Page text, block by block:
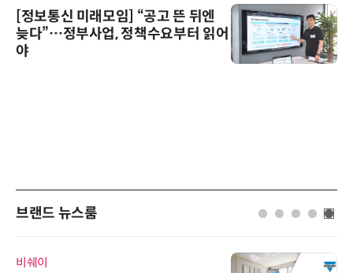
[정보통신 미래모임] “공고 뜬 뒤엔
늦다”…정부사업, 정책수요부터 읽어
야
브랜드 뉴스룸
비쉐이